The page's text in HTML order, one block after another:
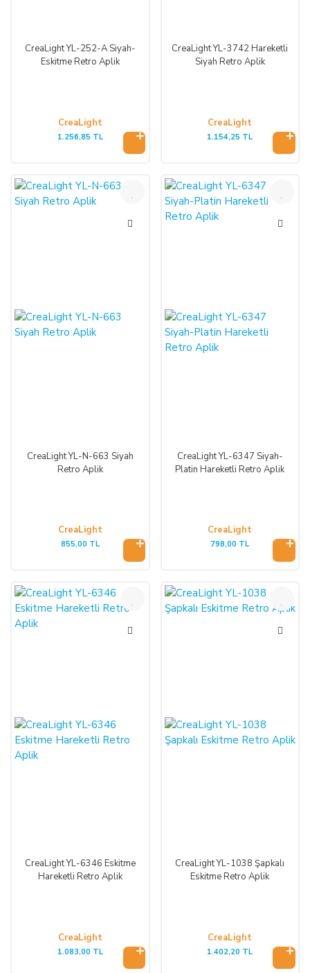
CreaLight YL-252-A Siyah-
Eskitme Retro Aplik
CreaLight
1.256,85 TL
CreaLight YL-3742 Hareketli
Siyah Retro Aplik
CreaLight
1.154,25 TL
CreaLight YL-N-663 Siyah
Retro Aplik
CreaLight
855,00 TL
CreaLight YL-6347 Siyah-
Platin Hareketli Retro Aplik
CreaLight
798,00 TL
CreaLight YL-6346 Eskitme
Hareketli Retro Aplik
CreaLight
1.083,00 TL
CreaLight YL-1038 Şapkalı
Eskitme Retro Aplik
CreaLight
1.402,20 TL